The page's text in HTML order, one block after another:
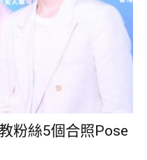
粉絲5個合照Pose